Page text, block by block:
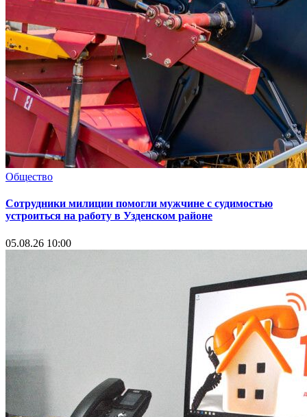
Общество
Сотрудники милиции помогли мужчине с судимостью
устроиться на работу в Узденском районе
05.08.26 10:00